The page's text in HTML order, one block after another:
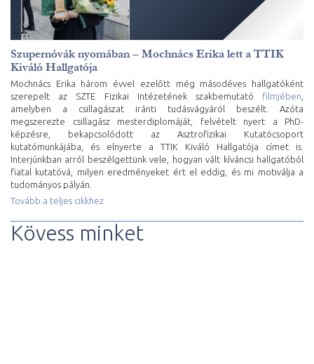
Szupernóvák nyomában – Mochnács Erika lett a TTIK
Kiváló Hallgatója
Mochnács Erika három évvel ezelőtt még másodéves hallgatóként
szerepelt az SZTE Fizikai Intézetének szakbemutató filmjében
amelyben a csillagászat iránti tudásvágyáról beszélt. Azóta
megszerezte csillagász mesterdiplomáját, felvételt nyert a PhD-
képzésre, bekapcsolódott az Asztrofizikai Kutatócsoport
kutatómunkájába, és elnyerte a TTIK Kiváló Hallgatója címet is.
Interjúnkban arról beszélgettünk vele, hogyan vált kíváncsi hallgatóból
fiatal kutatóvá, milyen eredményeket ért el eddig, és mi motiválja a
tudományos pályán.
Tovább a teljes cikkhez
Kövess minket